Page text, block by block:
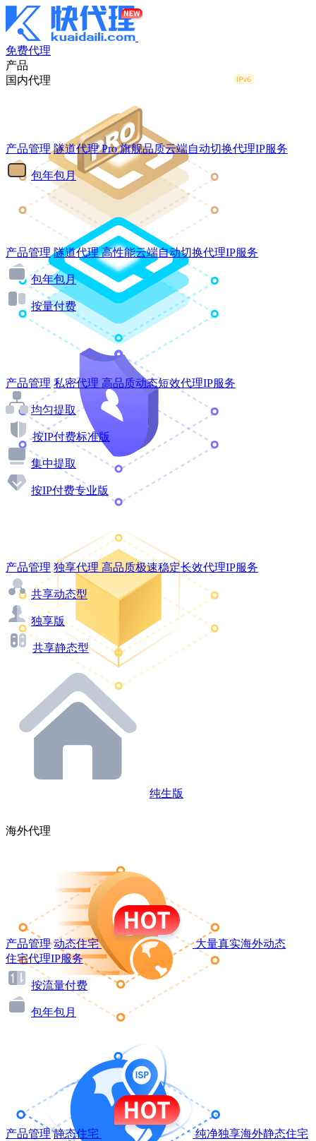
免费代理
产品
国内代理
产品管理 隧道代理Pro 旗舰品质云端自动切换代理IP服务
包年包月
产品管理 隧道代理 高性能云端自动切换代理IP服务
包年包月
按量付费
产品管理 私密代理 高品质动态短效代理IP服务
均匀提取
按IP付费标准版
集中提取
按IP付费专业版
产品管理 独享代理 高品质极速稳定长效代理IP服务
共享动态型
独享版
共享静态型
纯生版
海外代理
产品管理 动态住宅
大量真实海外动态
住宅代理IP服务
按流量付费
包年包月
产品管理 静态住宅
纯净独享海外静态住宅